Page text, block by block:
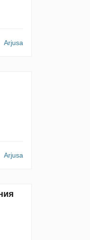
Arjusa
Arjusa